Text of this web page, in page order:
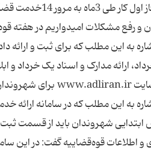
وی گفت: در
به این مطلب که برای ثبت و
ارائه مدارک و اسناد یک خرداد و
به این مطلب که در سامانه
و اطلاعات قوه‌قضاییه گفت: در این